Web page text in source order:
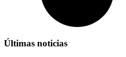
Últimas noticias